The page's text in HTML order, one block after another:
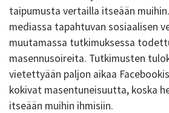
taipumusta vertailla itseään
mediassa tapahtuvan sosiaalisen
muutamassa tutkimuksessa
masennusoireita. Tutkimusten
vietettyään paljon aikaa
kokivat masentuneisuutta, koska
itseään muihin ihmisiin.